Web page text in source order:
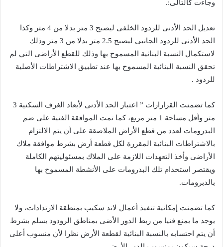
وجاءت كالتالى:.
تعديل الحد الأدنى للردود الخلفى ليصبح 3 متر بدلا من 4 متر وكذا
الحد الأدنى للردود الجانبى ليصبح 2.5 متر بدلا من 3 متر وذلك
لاستكمال النسبة البنائية المسموح بها وذلك للقطع الأراضى التي لم
تحقق النسبة البنائية المسموح بها عند تطبيق الاشتراطات الأصلية
للردود .
كما تضمنت القرارارات ” اعتبار الحد الأدنى لأبعاد الغرف السكنية 3
متر وأقل مساحة 1 متر مربع، كما تمت الموافقة الفنية على ضم
البدرومات لعدد من قطع الأراض الملاصقة على أن يتم الالتزام
بالاشتراطات البنائية المقررة لكل قطعة أرض بشرط موافقة ملاك
الأراضى وأخذ التعهدات اللازمة على الملاك بمسئوليتهم الكاملة
ويقتصر استخدام تلك البدرومات على الأنشطة المسموح بها
بالدبرومات.
كما تضمنت إمكانية تنفيذ أعمال لاند سكيب بمنطقة الارتدادات، ولا
يوجد ما يمنع فنيا من ربط الدور الأضى بمناطق الرودود بسلم بشرط
أن يتم احتسابه بالنسبة البنائية لقطعة الأرض نظرا لأن منسوب أعلى